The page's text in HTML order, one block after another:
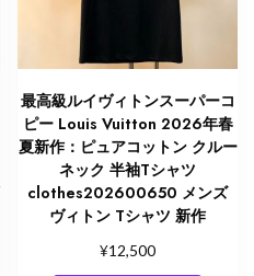
最高級ルイヴィトンスーパーコ
ピー Louis Vuitton 2026年春
夏新作：ピュアコットン クルー
ネック 半袖Tシャツ
clothes202600650 メンズ
ヴィトン Tシャツ 新作
¥12,500